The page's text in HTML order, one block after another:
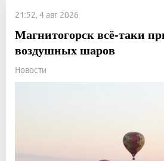
21:52, 4 авг 2026
Магнитогорск всё-таки
воздушных шаров
Новости